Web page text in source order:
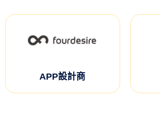
APP設計商